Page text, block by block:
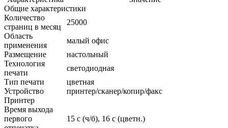
Общие характеристики
Количество
страниц в месяц
25000
Область
применения
малый офис
Размещение
настольный
Технология
печати
светодиодная
Тип печати
цветная
Устройство
принтер/сканер/копир/факс
Принтер
Время выхода
первого
15 c (ч/б), 16 c (цветн.)